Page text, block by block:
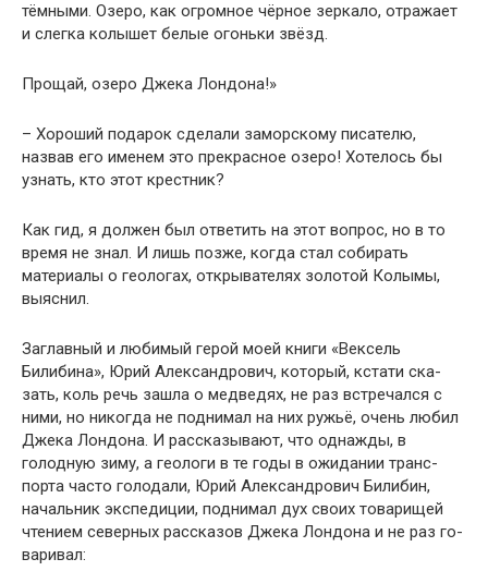
тёмными. Озеро, как огромное чёрное зеркало, отражает
и слегка колышет белые огоньки звёзд.
Прощай, озеро Джека Лондона!»
– Хороший подарок сделали заморскому писателю,
назвав его именем это прекрасное озеро! Хотелось бы
узнать, кто этот крестник?
Как гид, я должен был ответить на этот вопрос, но в то
время не знал. И лишь позже, когда стал собирать
материалы о геологах, открывателях золотой Колымы,
выяснил.
Заглавный и любимый герой моей книги «Вексель
Билибина», Юрий Александрович, который, кстати ска­
зать, коль речь зашла о медведях, не раз встречался с
ними, но никогда не поднимал на них ружьё, очень лю­бил
Джека Лондона. И рассказывают, что однажды, в
голодную зиму, а геологи в те годы в ожидании транс­
порта часто голодали, Юрий Александрович Билибин,
начальник экспедиции, поднимал дух своих товарищей
чтением северных рассказов Джека Лондона и не раз го­
варивал: